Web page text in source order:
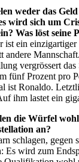
weder das
wird sich um
Was löst seine
ist ein
andere
vergrössert das
fünf Prozent pro
ist Ronaldo.
ihm lastet ein
die Würfel
an?
schlagen, gegen
Es wird zum